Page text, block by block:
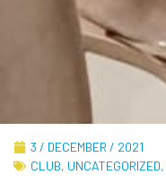
3 / DECEMBER / 2021
CLUB, UNCATEGORIZED,